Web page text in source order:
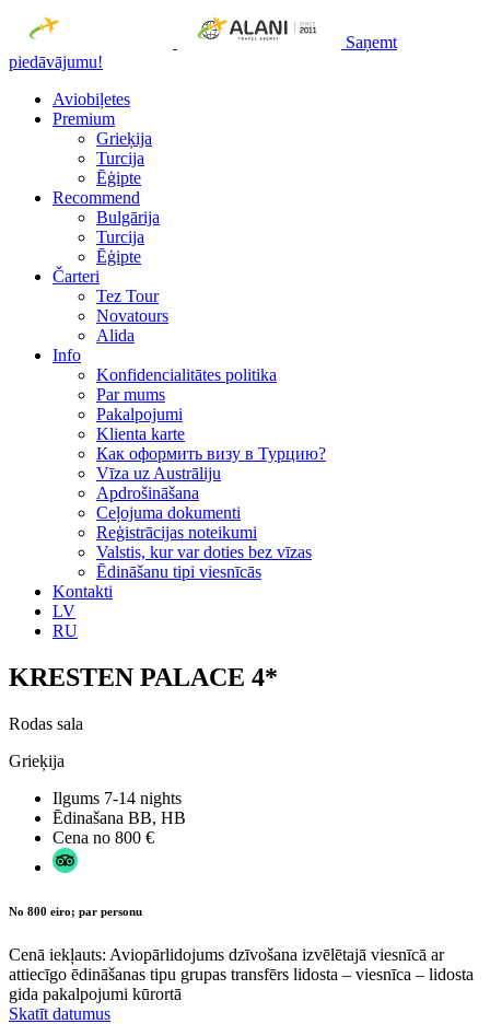
Saņemt
piedāvājumu!
Aviobiļetes
Premium
Grieķija
Turcija
Ēģipte
Recommend
Bulgārija
Turcija
Ēģipte
Čarteri
Tez Tour
Novatours
Alida
Info
Konfidencialitātes politika
Par mums
Рakalpojumi
Klienta karte
Как оформить визу в Турцию?
Vīza uz Austrāliju
Apdrošināšana
Ceļojuma dokumenti
Reģistrācijas noteikumi
Valstis, kur var doties bez vīzas
Ēdināšanu tipi viesnīcās
Kontakti
LV
RU
KRESTEN PALACE 4*
Rodas sala
Grieķija
Ilgums 7-14 nights
Ēdinašana BB, HB
Cena no 800 €
No 800 eiro; par personu
Cenā iekļauts: Aviopārlidojums dzīvošana izvēlētajā viesnīcā ar
attiecīgo ēdināšanas tipu grupas transfērs lidosta – viesnīca – lidosta
gida pakalpojumi kūrortā
Skatīt datumus